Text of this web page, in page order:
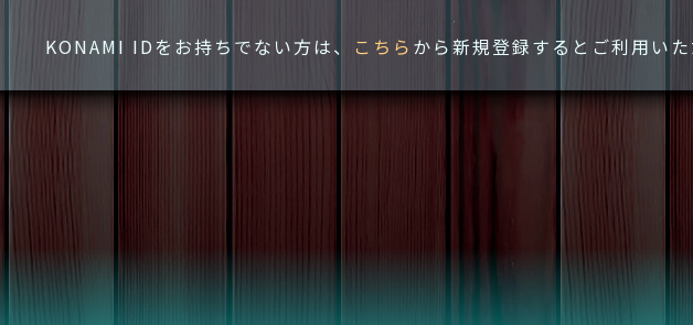
KONAMI IDをお持ちでない方は、 こちら から新規登録するとご利用いた